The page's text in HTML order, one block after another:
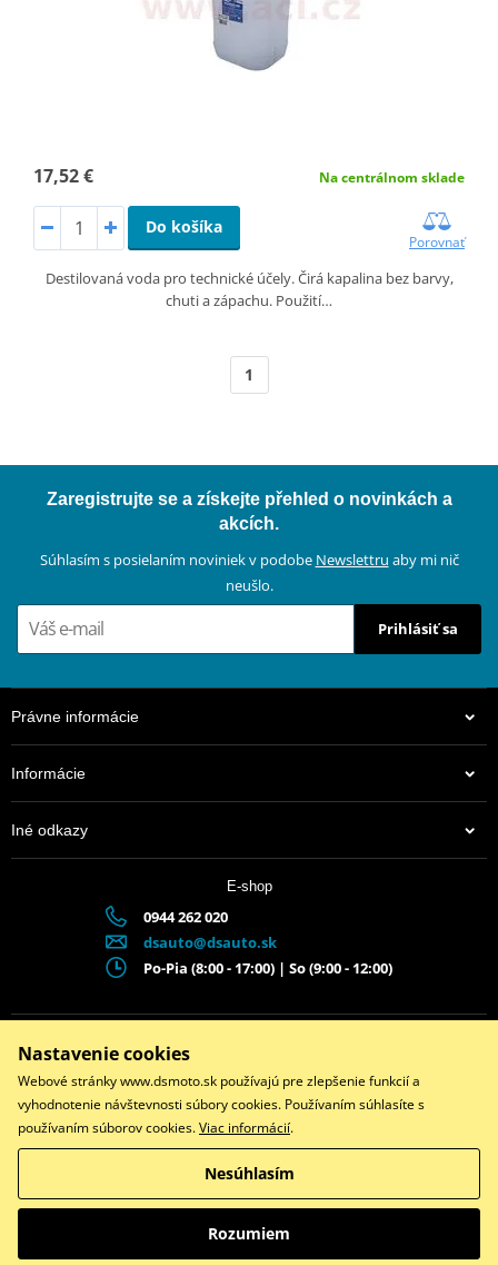
17,52 € Na centrálnom sklade
Do košíka
Porovnať
Destilovaná voda pro technické účely. Čirá kapalina bez barvy,
chuti a zápachu. Použití…
1
Zaregistrujte se a získejte přehled o novinkách a
akcích.
Súhlasím s posielaním noviniek v podobe Newslettru aby mi nič
neušlo.
Prihlásiť sa
Právne informácie
Informácie
Iné odkazy
E-shop
0944 262 020
dsauto@dsauto.sk
Po-Pia (8:00 - 17:00) | So (9:00 - 12:00)
Facebook
Copyright © 2026 www.dsmoto.sk
Všetky práva vyhradené
Prepnúť na klasickú verziu
Nastavenie cookies
Webové stránky www.dsmoto.sk používajú pre zlepšenie funkcií a
vyhodnotenie návštevnosti súbory cookies. Používaním súhlasíte s
používaním súborov cookies.Viac informácií.
Nesúhlasím
Rozumiem